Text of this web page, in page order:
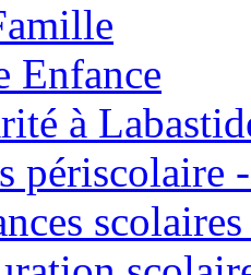
Enfance
à
périscolaire